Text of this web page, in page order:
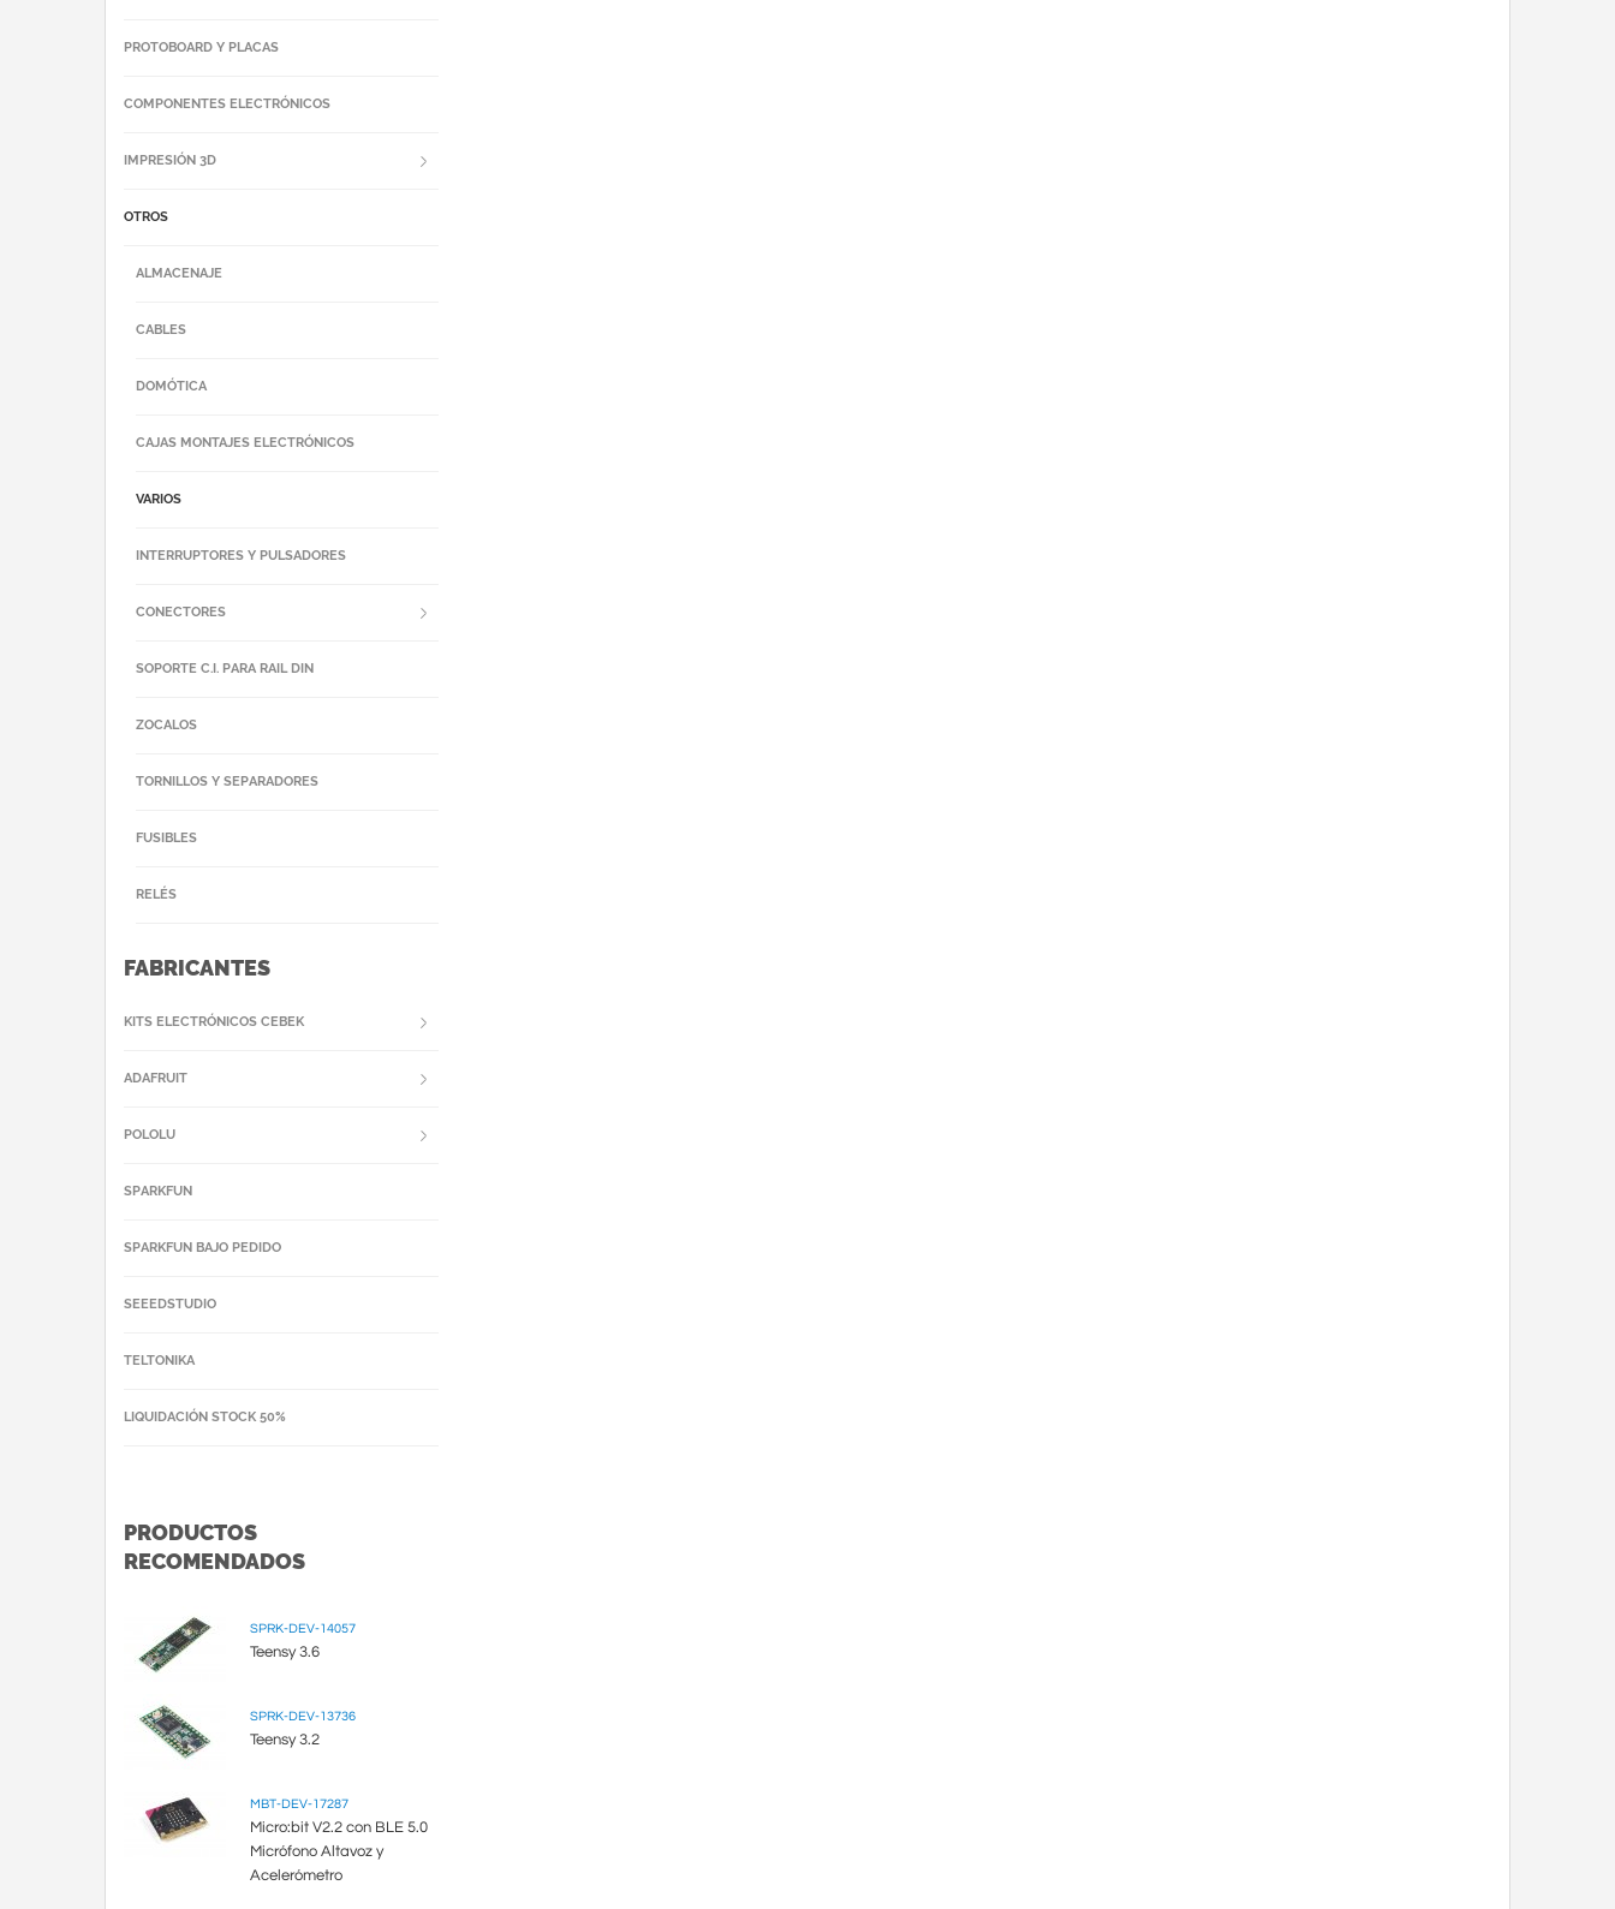
PROTOBOARD Y PLACAS
COMPONENTES ELECTRÓNICOS
IMPRESIÓN 3D
OTROS
ALMACENAJE
CABLES
DOMÓTICA
CAJAS MONTAJES ELECTRÓNICOS
VARIOS
INTERRUPTORES Y PULSADORES
CONECTORES
SOPORTE C.I. PARA RAIL DIN
ZOCALOS
TORNILLOS Y SEPARADORES
FUSIBLES
RELÉS
FABRICANTES
KITS ELECTRÓNICOS CEBEK
ADAFRUIT
POLOLU
SPARKFUN
SPARKFUN BAJO PEDIDO
SEEEDSTUDIO
TELTONIKA
LIQUIDACIÓN STOCK 50%
PRODUCTOS
RECOMENDADOS
SPRK-DEV-14057
Teensy 3.6
SPRK-DEV-13736
Teensy 3.2
MBT-DEV-17287
Micro:bit V2.2 con BLE 5.0
Micrófono Altavoz y
Acelerómetro